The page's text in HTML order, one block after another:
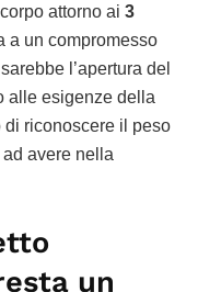
attorno ai 3
a un compromesso
l’apertura del
alle esigenze della
di riconoscere il peso
avere nella
un